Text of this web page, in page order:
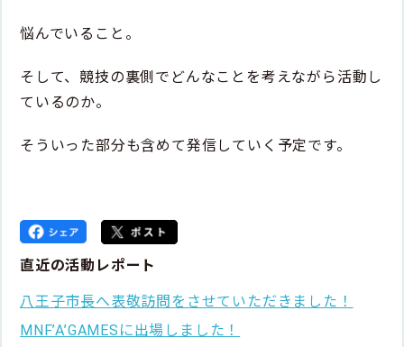
悩んでいること。
そして、競技の裏側でどんなことを考えながら活動し
ているのか。
そういった部分も含めて発信していく予定です。
直近の活動レポート
八王子市長へ表敬訪問をさせていただきました！
MNF’A’GAMESに出場しました！